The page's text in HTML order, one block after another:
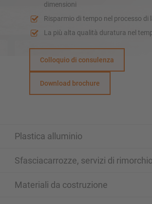
dimensioni
Risparmio di tempo nel processo di
La più alta qualità duratura nel
Colloquio di consulenza
Download brochure
Plastica alluminio
Sfasciacarrozze, servizi di rimorchio
Materiali da costruzione